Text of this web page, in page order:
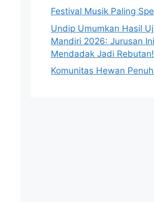
Festival Musik Paling
Undip Umumkan Hasil
Mandiri 2026: Jurusan Ini
Mendadak Jadi Rebutan!
Komunitas Hewan